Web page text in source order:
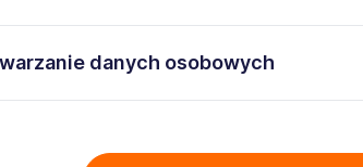
danych osobowych zawartych w zgłoszeniu
danych osobowych
ul. 11 Listopada 60-62 , NIP: 5471988634